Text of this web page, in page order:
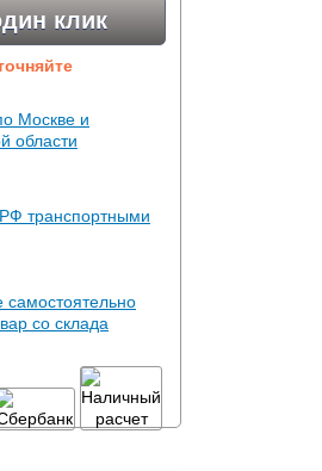
клик
Москве и
области
транспортными
со склада